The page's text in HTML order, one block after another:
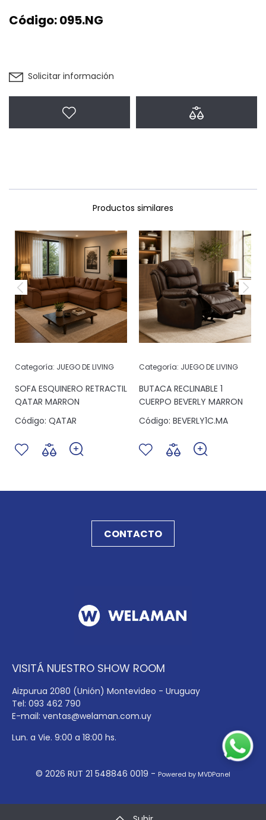
Código:095.NG
Solicitar información
Productos similares
Categoría: JUEGO DE LIVING
SOFA ESQUINERO RETRACTIL
QATAR MARRON
Código: QATAR
Categoría: JUEGO DE LIVING
BUTACA RECLINABLE 1
CUERPO BEVERLY MARRON
Código: BEVERLY1C.MA
CONTACTO
VISITÁ NUESTRO SHOW ROOM
Aizpurua 2080 (Unión) Montevideo - Uruguay
Tel: 093 462 790
E-mail: ventas@welaman.com.uy
Lun. a Vie. 9:00 a 18:00 hs.
© 2026 RUT 21 548846 0019 - Powered by MVDPanel